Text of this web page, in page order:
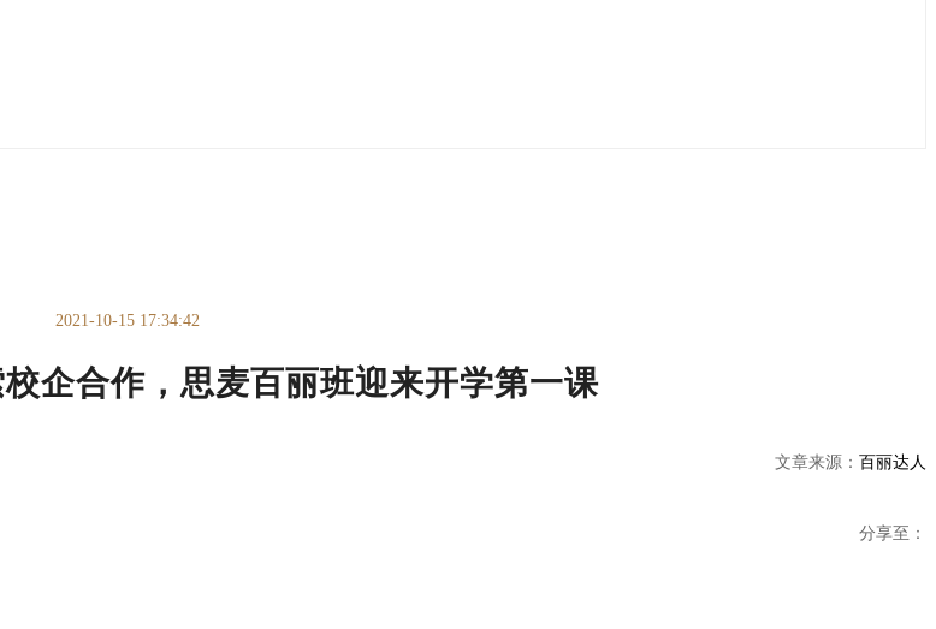
2021-10-15 17:34:42
企合作，思麦百丽班迎来开学第一课
文章来源： 百丽达人
分享至：